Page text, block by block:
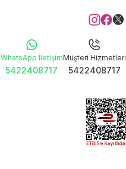
WhatsApp İletişim
5422408717
Müşteri Hizmetleri
5422408717